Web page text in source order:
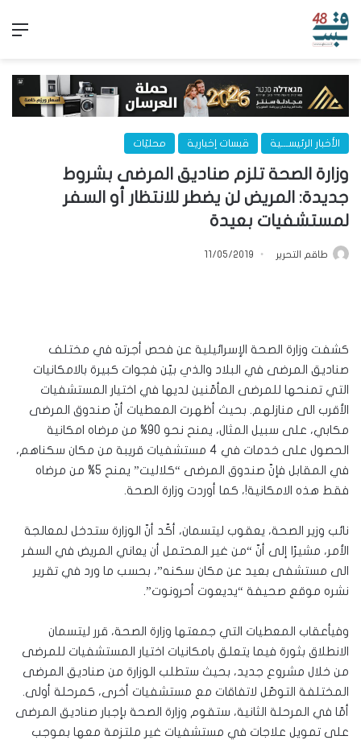
الأخبار الرئيســـية قبسات إخبارية محليّات
وزارة الصحة تلزم صناديق المرضى بشروط
جديدة: المريض لن يضطر للانتظار أو السفر
لمستشفيات بعيدة
طاقم التحرير 11/05/2019
كشفت وزارة الصحة الإسرائيلية عن فحص أجرته في مختلف
صناديق المرضى في البلاد والذي بيّن فجوات كبيرة بالامكانيات
التي تمنحها للمرضى المأمّنين لديها في اختيار المستشفيات
الأقرب الى منازلهم. بحيث أظهرت المعطيات أنّ صندوق المرضى
مكابي، على سبيل المثال، يمنح نحو 90% من مرضاه امكانية
الحصول على خدمات في 4 مستشفيات قريبة من مكان سكناهم،
في المقابل فإنّ صندوق المرضى “كلاليت” يمنح 5% من مرضاه
فقط هذه الامكانية!، كما أوردت وزارة الصحة.
نائب وزير الصحة، يعقوب ليتسمان، أكّد أنّ الوزارة ستدخل لمعالجة
الأمر، مشيرًا إلى أنّ “من غير المحتمل أن يعاني المريض في السفر
الى مستشفى بعيد عن مكان سكنه”، بحسب ما ورد في تقرير
نشره موقع صحيفة “يديعوت أحرونوت”.
وفيأعقاب المعطيات التي جمعتها وزارة الصحة، قرر ليتسمان
الانطلاق بثورة فيما يتعلق بامكانيات اختيار المستشفيات للمرضى
من خلال مشروع جديد، بحيث ستطلب الوزارة من صناديق المرضى
المختلفة التوصّل لاتفاقات مع مستشفيات أخرى، كمرحلة أولى.
أمّا في المرحلة الثانية، ستقوم وزارة الصحة بإجبار صناديق المرضى
على تمويل علاجات في مستشفيات غير ملتزمة معها بموجب